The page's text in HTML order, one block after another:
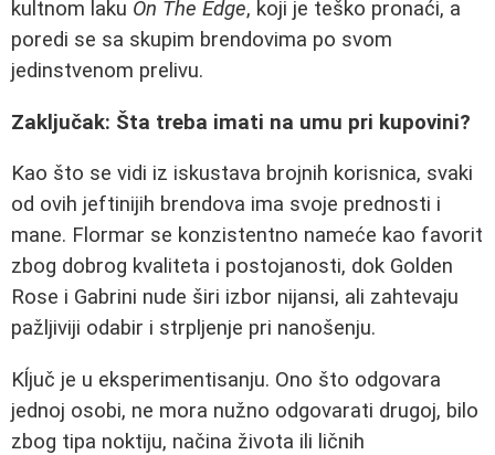
kultnom laku On The Edge, koji je teško pronaći, a
poredi se sa skupim brendovima po svom
jedinstvenom prelivu.
Zaključak: Šta treba imati na umu pri kupovini?
Kao što se vidi iz iskustava brojnih korisnica, svaki
od ovih jeftinijih brendova ima svoje prednosti i
mane. Flormar se konzistentno nameće kao favorit
zbog dobrog kvaliteta i postojanosti, dok Golden
Rose i Gabrini nude širi izbor nijansi, ali zahtevaju
pažljiviji odabir i strpljenje pri nanošenju.
Kĺjuč je u eksperimentisanju. Ono što odgovara
jednoj osobi, ne mora nužno odgovarati drugoj, bilo
zbog tipa noktiju, načina života ili ličnih